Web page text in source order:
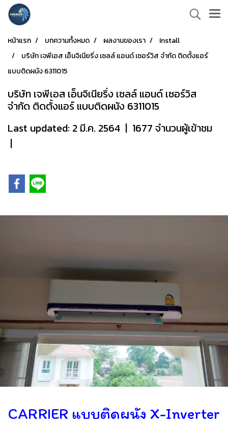
หน้าแรก บทความทั้งหมด ผลงานของเรา
Install
บริษัท เจพีเอส เอ็นจิเนียริ่ง เซลล์ แอนด์ เซอร์วิส จำกัด ติดตั้งแอร์
แบบติดผนัง 6311015
บริษัท เจพีเอส เอ็นจิเนียริ่ง เซลล์ แอนด์ เซอร์วิส
จำกัด ติดตั้งแอร์ แบบติดผนัง 6311015
Last updated: 2 มี.ค. 2564 | 1677 จำนวนผู้เข้าชม
|
CARRIER แบบติดผนัง X-Inverter